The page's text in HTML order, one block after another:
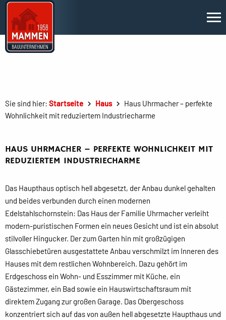
Sie sind hier: Startseite Haus
Haus Uhrmacher – perfekte
Wohnlichkeit mit reduziertem Industriecharme
HAUS UHRMACHER – PERFEKTE WOHNLICHKEIT MIT
REDUZIERTEM INDUSTRIECHARME
Das Haupthaus optisch hell abgesetzt, der Anbau dunkel gehalten
und beides verbunden durch einen modernen
Edelstahlschornstein: Das Haus der Familie Uhrmacher verleiht
modern-puristischen Formen ein neues Gesicht und ist ein absolut
stilvoller Hingucker. Der zum Garten hin mit großzügigen
Glasschiebetüren ausgestattete Anbau verschmilzt im Inneren des
Hauses mit dem restlichen Wohnbereich. Dazu gehört im
Erdgeschoss ein Wohn- und Esszimmer mit Küche, ein
Gästezimmer, ein Bad sowie ein Hauswirtschaftsraum mit
direktem Zugang zur großen Garage. Das Obergeschoss
konzentriert sich auf das von außen hell abgesetzte Haupthaus und